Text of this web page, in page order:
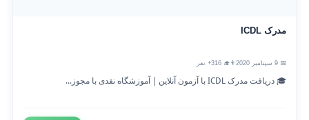
مدرک ICDL
👨‍🎓 316+ نفر
🎓 دریافت مدرک ICDL با آزمون آنلاین | آموزشگاه نقدی با مجوز...